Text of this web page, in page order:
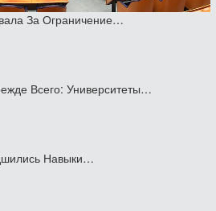
За Ограничение…
Всего: Университеты…
Навыки…